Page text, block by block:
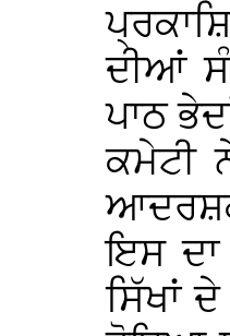
ਦੀਆਂ
ਪਾਠ
ਕਮੇਟੀ
ਇਸ ਦਾ
ਸਿੱਖਾਂ